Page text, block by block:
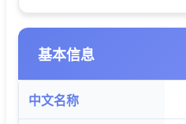
基本信息